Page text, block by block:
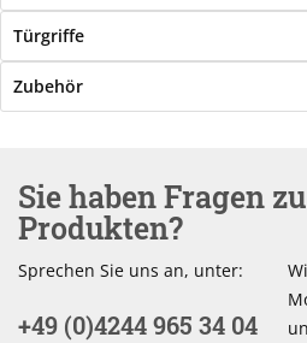
Türgriffe
Zubehör
Sie haben Fragen
Produkten?
Sprechen Sie uns an, unter:
+49 (0)4244 965 34 04